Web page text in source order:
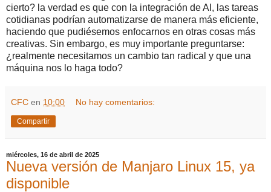
cierto? la verdad es que con la integración de AI, las tareas
cotidianas podrían automatizarse de manera más eficiente,
haciendo que pudiésemos enfocarnos en otras cosas más
creativas. Sin embargo, es muy importante preguntarse:
¿realmente necesitamos un cambio tan radical y que una
máquina nos lo haga todo?
CFC en 10:00 No hay comentarios:
Compartir
miércoles, 16 de abril de 2025
Nueva versión de Manjaro Linux 15, ya
disponible